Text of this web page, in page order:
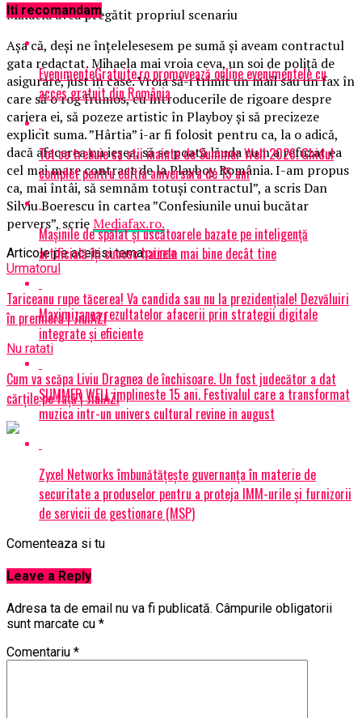
Mihaela avea pregătit propriul scenariu
Aşa că, deşi ne înţelelesesem pe sumă şi aveam contractul
gata redactat. Mihaela mai vroia ceva, un soi de poliţă de
asigurare, just in case. Vroia să-i trimit un mail sau un fax în
care să o rog frumos, cu introducerile de rigoare despre
cariera ei, să pozeze artistic în Playboy şi să precizeze
explicit suma. ”Hârtia” i-ar fi folosit pentru ca, la o adică,
dacă afacerea nu ieşea, să se poată lăuda cum a refuzat ea
cel mai mare contract de la Playboy România. I-am propus
ca, mai întâi, să semnăm totuşi contractul”, a scris Dan
Silviu Boerescu în cartea ”Confesiunile unui bucătar
pervers”, scrieMediafax.ro.
Articole pe aceiasi tema:prima
Urmatorul
Tariceanu rupe tăcerea! Va candida sau nu la prezidențiale! Dezvăluiri
în premieră | JiulAZI
Nu ratati
Cum va scăpa Liviu Dragnea de închisoare. Un fost judecător a dat
cărțile pe față | JiulAZI
Iti recomandam
EvenimenteGratuite.ro promovează online evenimentele cu
acces gratuit din România
Tot ce trebuie sa stii inainte de Summer Well 2026. Ghidul
complet pentru editia aniversara de 15 ani
Mașinile de spălat și uscătoarele bazate pe inteligență
artificială îți cunosc hainele mai bine decât tine
Maximizarea rezultatelor afacerii prin strategii digitale
integrate și eficiente
SUMMER WELL implineste 15 ani. Festivalul care a transformat
muzica intr-un univers cultural revine in august
Zyxel Networks îmbunătățește guvernanța în materie de
securitate a produselor pentru a proteja IMM-urile și furnizorii
de servicii de gestionare (MSP)
Comenteaza si tu
Leave a Reply
Adresa ta de email nu va fi publicată. Câmpurile obligatorii
sunt marcate cu *
Comentariu *